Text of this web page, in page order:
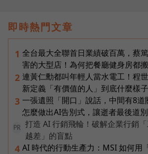
即時熱門文章
1 全台最大全聯首日業績破百萬，蔡
害的大型店！為何把餐廳健身房都
2 連黃仁勳都叫年輕人當水電工！程
新定義「有價值的人」到底什麼樣
3 一張遺照「開口」說話，中間有8
怎麼做出AI告別式，讓逝者最後道
PR
打造 AI 行銷飛輪！破解企業行銷
越差」的盲點
4 AI 時代的行動生產力：MSI 如何用